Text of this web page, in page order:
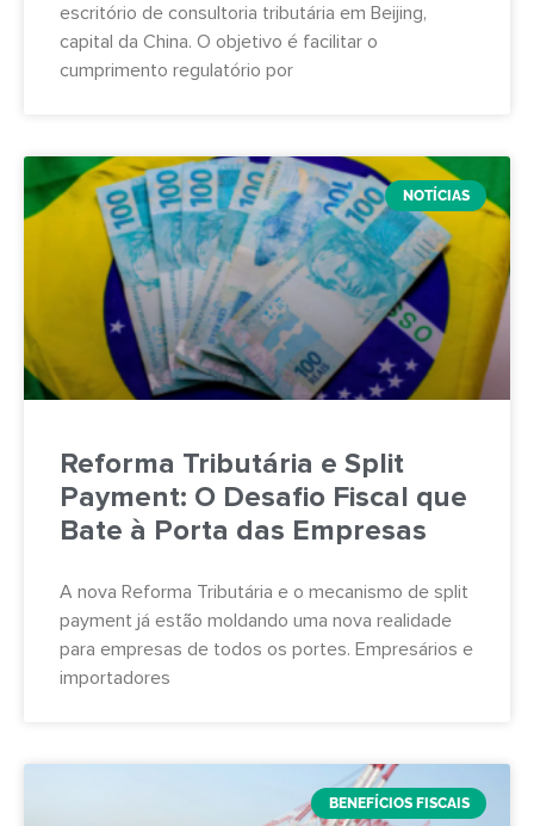
escritório de consultoria tributária em Beijing,
capital da China. O objetivo é facilitar o
cumprimento regulatório por
NOTÍCIAS
Reforma Tributária e Split
Payment: O Desafio Fiscal que
Bate à Porta das Empresas
A nova Reforma Tributária e o mecanismo de split
payment já estão moldando uma nova realidade
para empresas de todos os portes. Empresários e
importadores
BENEFÍCIOS FISCAIS